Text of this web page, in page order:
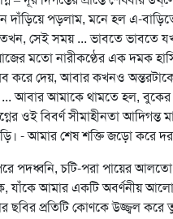
দাঁড়িয়ে পড়লাম, মনে হল এ-
সেই সময় ... ভাবতে ভাবতে
মতো নারীকণ্ঠের এক দমক
করে দেয়, আবার কখনও
... আবার আমাকে থামতে হল,
ওই বিবর্ণ সীমাহীনতা
- আমার শেষ শক্তি জড়ো করে
পদধ্বনি, চটি-পরা পায়ের
যাঁকে আমার একটি অবর্ণনীয়
ছবির প্রতিটি কোণকে উজ্জ্বল